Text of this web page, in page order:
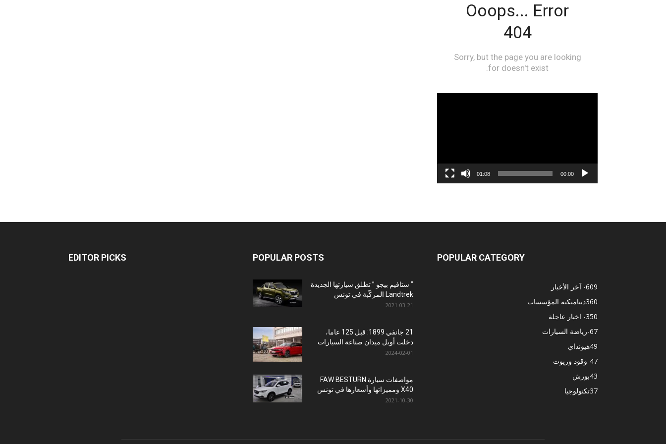
00:00
01:08
EDITOR PICKS POPULAR POSTS
” ستافيم بيجو ” تطلق سيارتها الجديدة
Landtrek المركّبة في تونس
2021-03-21
21 جانفي 1899: قبل 125 عاما،
دخلت أوبل ميدان صناعة السيارات
2024-02-01
مواصفات سيارة FAW BESTURN
X40 ومميزاتها وأسعارها في تونس
2021-10-30
POPULAR CATEGORY
- آخر الأخبار609
ديناميكية المؤسسات360
- اخبار عاجلة350
-رياضة السيارات67
هيونداي49
-وقود وزيوت47
بورش43
تكنولوجيا37